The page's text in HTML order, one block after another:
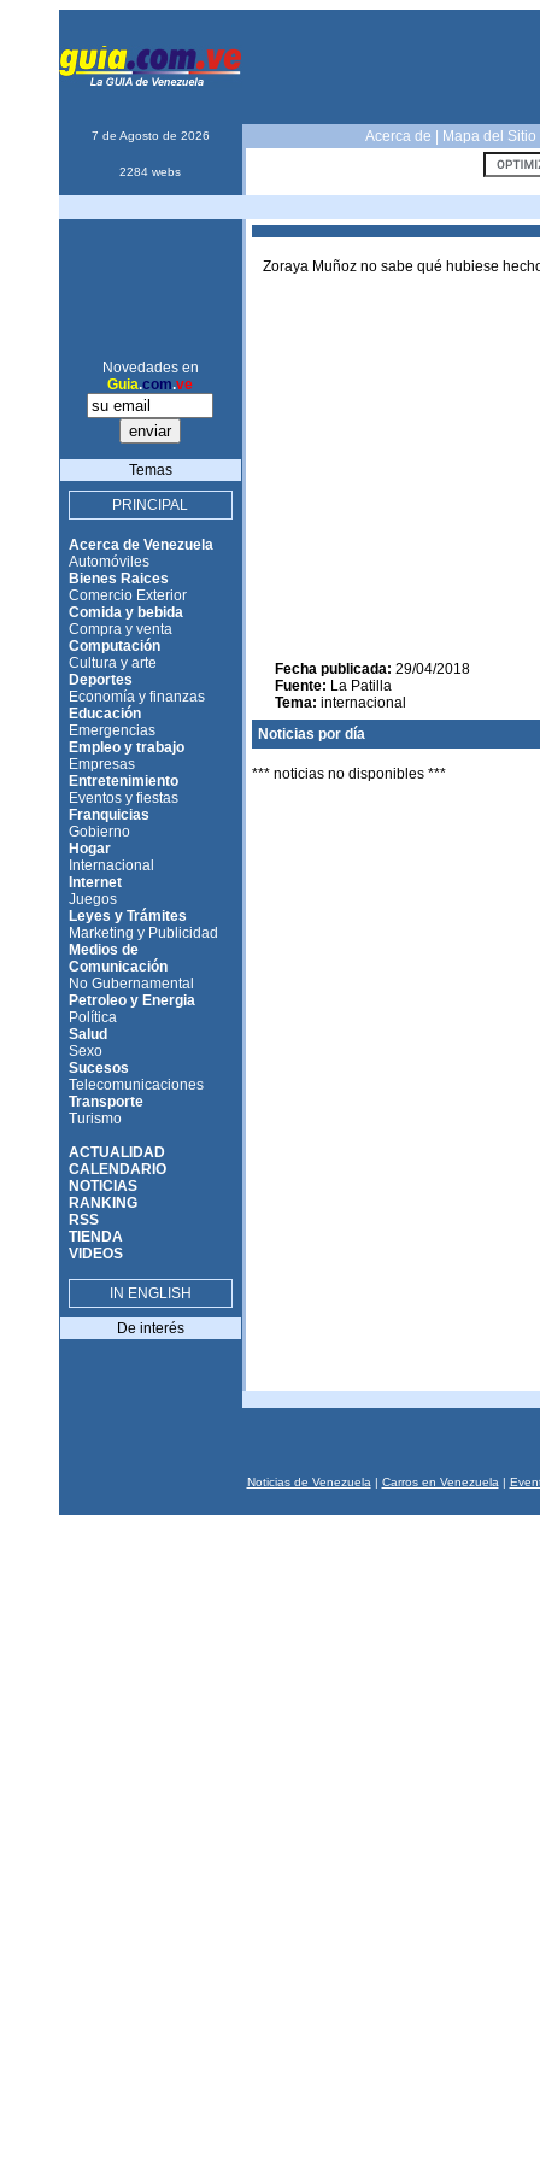
7 de Agosto de 2026 Acerca de Mapa del Sitio
2284 webs
Novedades en
Guia.com.ve
Temas
PRINCIPAL
Acerca de Venezuela
Automóviles
Bienes Raices
Comercio Exterior
Comida y bebida
Compra y venta
Computación
Cultura y arte
Deportes
Economía y finanzas
Educación
Emergencias
Empleo y trabajo
Empresas
Entretenimiento
Eventos y fiestas
Franquicias
Gobierno
Hogar
Internacional
Internet
Juegos
Leyes y Trámites
Marketing y Publicidad
Medios de
Comunicación
No Gubernamental
Petroleo y Energia
Política
Salud
Sexo
Sucesos
Telecomunicaciones
Transporte
Turismo
ACTUALIDAD
CALENDARIO
NOTICIAS
RANKING
RSS
TIENDA
VIDEOS
IN ENGLISH
De interés
Zoraya Muñoz no sabe qué hubiese
Fecha publicada: 29/04/2018
Fuente: La Patilla
Tema: internacional
Noticias por día
*** noticias no disponibles ***
Noticias de Venezuela | Carros en Venezuela |